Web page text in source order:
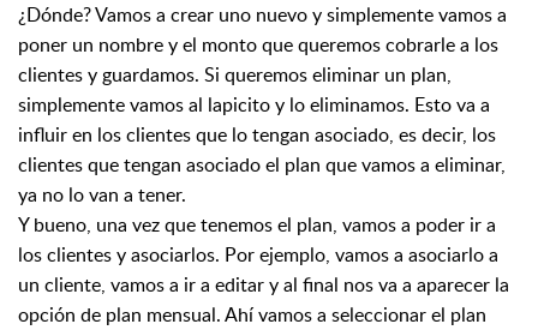
¿Dónde? Vamos a crear uno nuevo y simplemente vamos a
poner un nombre y el monto que queremoscobrarle a los
clientes y guardamos. Si queremos eliminar un plan,
simplemente vamos al lapicitoy lo eliminamos. Esto va a
influir en los clientes que lo tengan asociado, es decir, los
clientes que tengan asociado el plan que vamos a eliminar,
ya no lo van a tener.
Y bueno, una vez que tenemos el plan, vamos a poder ir a
los clientes y asociarlos. Por ejemplo, vamos a asociarlo a
un cliente, vamos a ir a editar y al final nos va a aparecer la
opción de plan mensual. Ahí vamos a seleccionarel plan